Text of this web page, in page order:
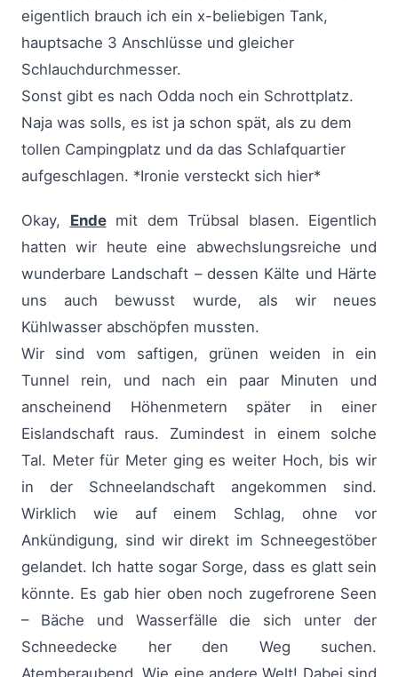
eigentlich brauch ich ein x-beliebigen Tank,
hauptsache 3 Anschlüsse und gleicher
Schlauchdurchmesser.
Sonst gibt es nach Odda noch ein Schrottplatz.
Naja was solls, es ist ja schon spät, als zu dem
tollen Campingplatz und da das Schlafquartier
aufgeschlagen. *Ironie versteckt sich hier*
Okay, Endemit dem Trübsal blasen. Eigentlich
hatten wir heute eine abwechslungsreiche und
wunderbare Landschaft – dessen Kälte und Härte
uns auch bewusst wurde, als wir neues
Kühlwasser abschöpfen mussten.
Wir sind vom saftigen, grünen weiden in ein
Tunnel rein, und nach ein paar Minuten und
anscheinend Höhenmetern später in einer
Eislandschaft raus. Zumindest in einem solche
Tal. Meter für Meter ging es weiter Hoch, bis wir
in der Schneelandschaft angekommen sind.
Wirklich wie auf einem Schlag, ohne vor
Ankündigung, sind wir direkt im Schneegestöber
gelandet. Ich hatte sogar Sorge, dass es glatt sein
könnte. Es gab hier oben noch zugefrorene Seen
– Bäche und Wasserfälle die sich unter der
Schneedecke her den Weg suchen.